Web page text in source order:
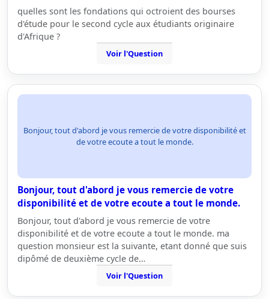
quelles sont les fondations qui octroient des bourses
d'étude pour le second cycle aux étudiants originaire
d'Afrique ?
Voir l'Question
Bonjour, tout d'abord je vous remercie de votre disponibilité et
de votre ecoute a tout le monde.
Bonjour, tout d'abord je vous remercie de votre
disponibilité et de votre ecoute a tout le monde.
Bonjour, tout d'abord je vous remercie de votre
disponibilité et de votre ecoute a tout le monde. ma
question monsieur est la suivante, etant donné que suis
dipômé de deuxième cycle de…
Voir l'Question